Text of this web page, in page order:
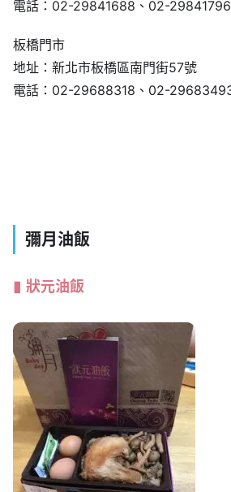
電話：02-29688318、02-29683493